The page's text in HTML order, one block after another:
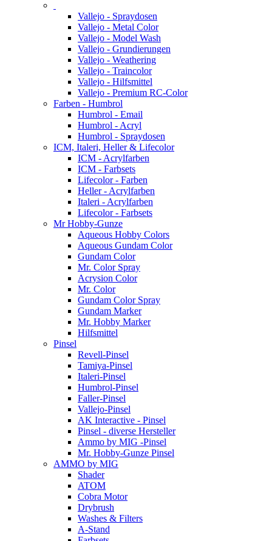
Vallejo - Spraydosen
Vallejo - Metal Color
Vallejo - Model Wash
Vallejo - Grundierungen
Vallejo - Weathering
Vallejo - Traincolor
Vallejo - Hilfsmittel
Vallejo - Premium RC-Color
Farben - Humbrol
Humbrol - Email
Humbrol - Acryl
Humbrol - Spraydosen
ICM, Italeri, Heller & Lifecolor
ICM - Acrylfarben
ICM - Farbsets
Lifecolor - Farben
Heller - Acrylfarben
Italeri - Acrylfarben
Lifecolor - Farbsets
Mr Hobby-Gunze
Aqueous Hobby Colors
Aqueous Gundam Color
Gundam Color
Mr. Color Spray
Acrysion Color
Mr. Color
Gundam Color Spray
Gundam Marker
Mr. Hobby Marker
Hilfsmittel
Pinsel
Revell-Pinsel
Tamiya-Pinsel
Italeri-Pinsel
Humbrol-Pinsel
Faller-Pinsel
Vallejo-Pinsel
AK Interactive - Pinsel
Pinsel - diverse Hersteller
Ammo by MIG -Pinsel
Mr. Hobby-Gunze Pinsel
AMMO by MIG
Shader
ATOM
Cobra Motor
Drybrush
Washes & Filters
A-Stand